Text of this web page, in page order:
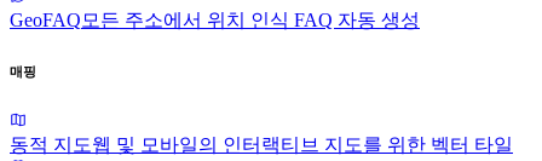
GeoFAQ 모든 주소에서 위치 인식 FAQ 자동 생성
매핑
동적 지도웹 및 모바일의 인터랙티브 지도를 위한 벡터 타일